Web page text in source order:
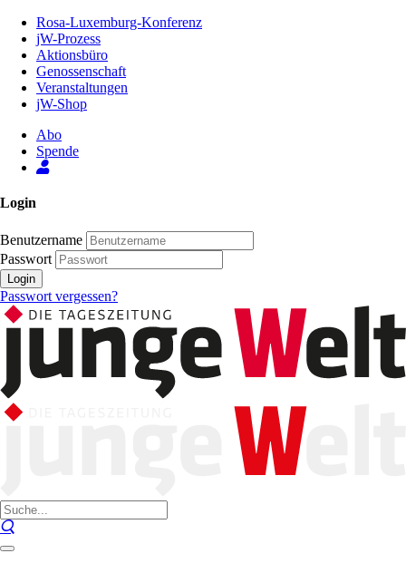
Inhalt
Seite
Rosa-Luxemburg-Konferenz
jW-Prozess
Aktionsbüro
Genossenschaft
Veranstaltungen
jW-Shop
Abo
Spende
Login
Benutzername
Passwort
Login
Passwort vergessen?